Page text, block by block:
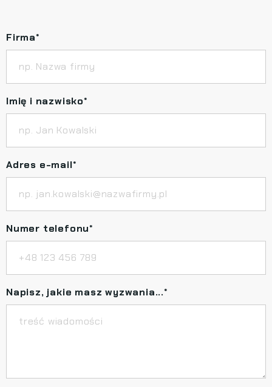
Firma*
Imię i nazwisko*
Adres e-mail*
Numer telefonu*
Napisz, jakie masz wyzwania...*